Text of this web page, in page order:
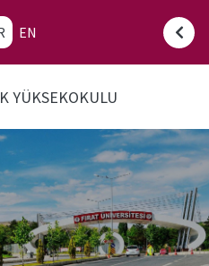
EN
YÜKSEKOKULU